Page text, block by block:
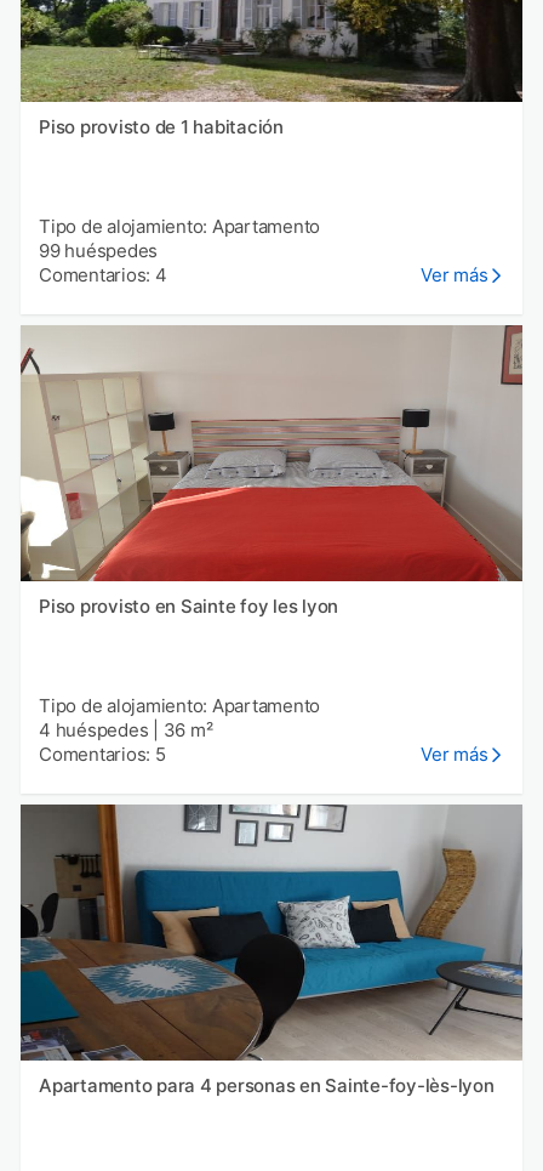
Piso provisto de 1 habitación
Tipo de alojamiento: Apartamento
99 huéspedes
Comentarios: 4
Ver más
Piso provisto en Sainte foy les lyon
Tipo de alojamiento: Apartamento
4 huéspedes
36 m²
Comentarios: 5
Ver más
Apartamento para 4 personas en Sainte-foy-lès-lyon